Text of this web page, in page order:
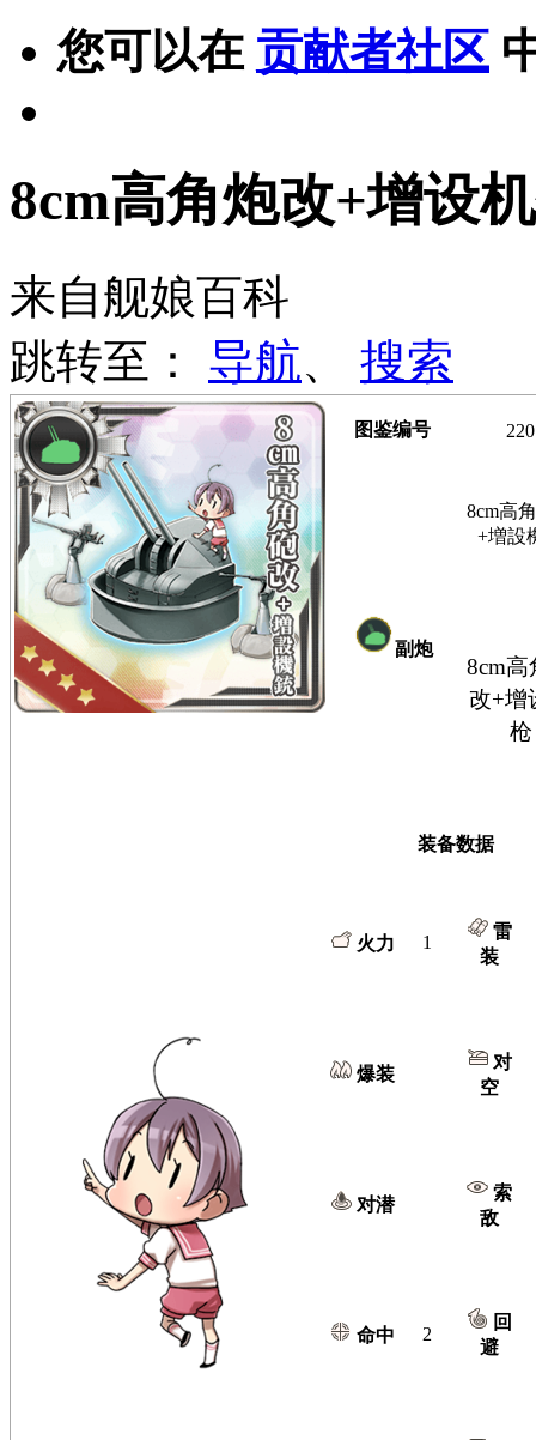
您可以在 贡献者社区
8cm高角炮改+增设
来自舰娘百科
跳转至： 导航、 搜索
图鉴编号 220
副炮
8cm高
+増設
8cm高
改+增
枪
装备数据
火力 1
雷
装
爆装
对
空
对潜
索
敌
命中 2
回
避